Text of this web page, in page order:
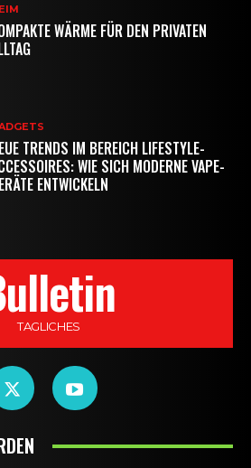
WÄRME FÜR DEN PRIVATEN
TRENDS IM BEREICH LIFESTYLE-
WIE SICH MODERNE VAPE-
ENTWICKELN
TAGLICHES